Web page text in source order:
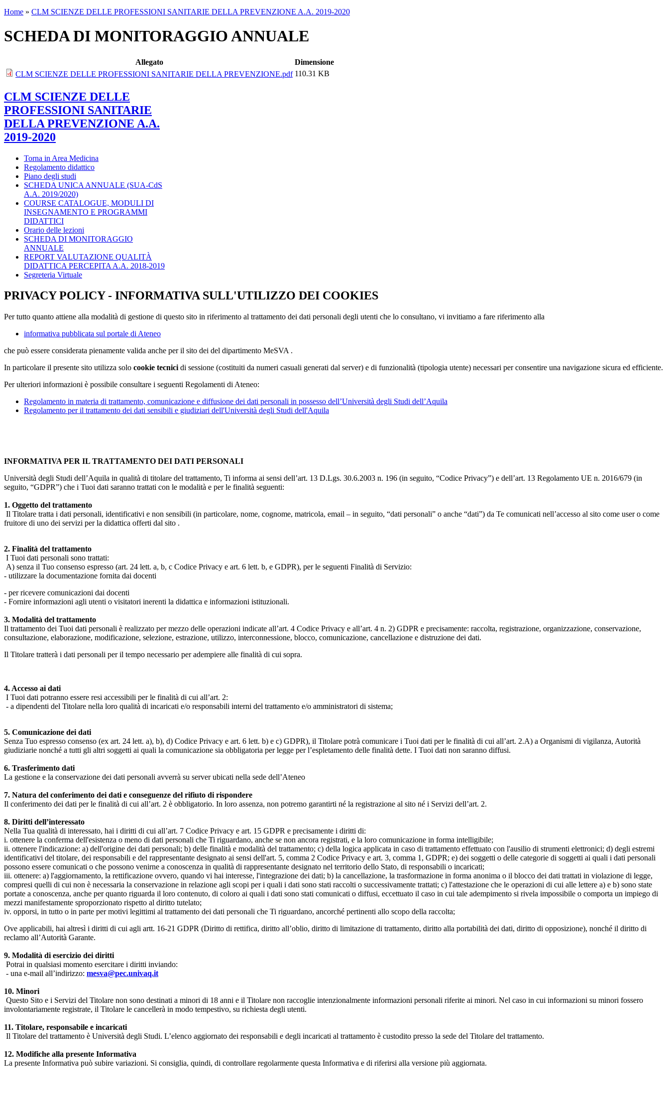
Home » CLM SCIENZE DELLE PROFESSIONI SANITARIE DELLA PREVENZIONE A.A. 2019-2020
SCHEDA DI MONITORAGGIO ANNUALE
Allegato
Dimensione
CLM SCIENZE DELLE PROFESSIONI SANITARIE DELLA PREVENZIONE.pdf 110.31 KB
CLM SCIENZE DELLE
PROFESSIONI SANITARIE
DELLA PREVENZIONE A.A.
2019-2020
Torna in Area Medicina
Regolamento didattico
Piano degli studi
SCHEDA UNICA ANNUALE (SUA-CdS
A.A. 2019/2020)
COURSE CATALOGUE, MODULI DI
INSEGNAMENTO E PROGRAMMI
DIDATTICI
Orario delle lezioni
SCHEDA DI MONITORAGGIO
ANNUALE
REPORT VALUTAZIONE QUALITÀ
DIDATTICA PERCEPITA A.A. 2018-2019
Segreteria Virtuale
PRIVACY POLICY - INFORMATIVA SULL'UTILIZZO DEI COOKIES
Per tutto quanto attiene alla modalità di gestione di questo sito in riferimento al trattamento dei dati personali degli utenti che lo consultano, vi invitiamo a fare riferimento alla
informativa pubblicata sul portale di Ateneo
che può essere considerata pienamente valida anche per il sito dei del dipartimento MeSVA .
In particolare il presente sito utilizza solo cookie tecnici di sessione (costituiti da numeri casuali generati dal server) e di funzionalità (tipologia utente) necessari per consentire una navigazione sicura ed efficiente.
Per ulteriori informazioni è possibile consultare i seguenti Regolamenti di Ateneo:
Regolamento in materia di trattamento, comunicazione e diffusione dei dati personali in possesso dell’Università degli Studi dell’Aquila
Regolamento per il trattamento dei dati sensibili e giudiziari dell'Università degli Studi dell'Aquila
INFORMATIVA PER IL TRATTAMENTO DEI DATI PERSONALI
Università degli Studi dell’Aquila in qualità di titolare del trattamento, Ti informa ai sensi dell’art. 13 D.Lgs. 30.6.2003 n. 196 (in seguito, “Codice Privacy”) e dell’art. 13 Regolamento UE n. 2016/679 (in
seguito, “GDPR”) che i Tuoi dati saranno trattati con le modalità e per le finalità seguenti:
1. Oggetto del trattamento
Il Titolare tratta i dati personali, identificativi e non sensibili (in particolare, nome, cognome, matricola, email – in seguito, “dati personali” o anche “dati”) da Te comunicati nell’accesso al sito come user o come
fruitore di uno dei servizi per la didattica offerti dal sito .
2. Finalità del trattamento
I Tuoi dati personali sono trattati:
A) senza il Tuo consenso espresso (art. 24 lett. a, b, c Codice Privacy e art. 6 lett. b, e GDPR), per le seguenti Finalità di Servizio:
- utilizzare la documentazione fornita dai docenti
- per ricevere comunicazioni dai docenti
- Fornire informazioni agli utenti o visitatori inerenti la didattica e informazioni istituzionali.
3. Modalità del trattamento
Il trattamento dei Tuoi dati personali è realizzato per mezzo delle operazioni indicate all’art. 4 Codice Privacy e all’art. 4 n. 2) GDPR e precisamente: raccolta, registrazione, organizzazione, conservazione,
consultazione, elaborazione, modificazione, selezione, estrazione, utilizzo, interconnessione, blocco, comunicazione, cancellazione e distruzione dei dati.
Il Titolare tratterà i dati personali per il tempo necessario per adempiere alle finalità di cui sopra.
4. Accesso ai dati
I Tuoi dati potranno essere resi accessibili per le finalità di cui all’art. 2:
- a dipendenti del Titolare nella loro qualità di incaricati e/o responsabili interni del trattamento e/o amministratori di sistema;
5. Comunicazione dei dati
Senza Tuo espresso consenso (ex art. 24 lett. a), b), d) Codice Privacy e art. 6 lett. b) e c) GDPR), il Titolare potrà comunicare i Tuoi dati per le finalità di cui all’art. 2.A) a Organismi di vigilanza, Autorità
giudiziarie nonché a tutti gli altri soggetti ai quali la comunicazione sia obbligatoria per legge per l’espletamento delle finalità dette. I Tuoi dati non saranno diffusi.
6. Trasferimento dati
La gestione e la conservazione dei dati personali avverrà su server ubicati nella sede dell’Ateneo
7. Natura del conferimento dei dati e conseguenze del rifiuto di rispondere
Il conferimento dei dati per le finalità di cui all’art. 2 è obbligatorio. In loro assenza, non potremo garantirti né la registrazione al sito né i Servizi dell’art. 2.
8. Diritti dell’interessato
Nella Tua qualità di interessato, hai i diritti di cui all’art. 7 Codice Privacy e art. 15 GDPR e precisamente i diritti di:
i. ottenere la conferma dell'esistenza o meno di dati personali che Ti riguardano, anche se non ancora registrati, e la loro comunicazione in forma intelligibile;
ii. ottenere l'indicazione: a) dell'origine dei dati personali; b) delle finalità e modalità del trattamento; c) della logica applicata in caso di trattamento effettuato con l'ausilio di strumenti elettronici; d) degli estremi
identificativi del titolare, dei responsabili e del rappresentante designato ai sensi dell'art. 5, comma 2 Codice Privacy e art. 3, comma 1, GDPR; e) dei soggetti o delle categorie di soggetti ai quali i dati personali
possono essere comunicati o che possono venirne a conoscenza in qualità di rappresentante designato nel territorio dello Stato, di responsabili o incaricati;
iii. ottenere: a) l'aggiornamento, la rettificazione ovvero, quando vi hai interesse, l'integrazione dei dati; b) la cancellazione, la trasformazione in forma anonima o il blocco dei dati trattati in violazione di legge,
compresi quelli di cui non è necessaria la conservazione in relazione agli scopi per i quali i dati sono stati raccolti o successivamente trattati; c) l'attestazione che le operazioni di cui alle lettere a) e b) sono state
portate a conoscenza, anche per quanto riguarda il loro contenuto, di coloro ai quali i dati sono stati comunicati o diffusi, eccettuato il caso in cui tale adempimento si rivela impossibile o comporta un impiego di
mezzi manifestamente sproporzionato rispetto al diritto tutelato;
iv. opporsi, in tutto o in parte per motivi legittimi al trattamento dei dati personali che Ti riguardano, ancorché pertinenti allo scopo della raccolta;
Ove applicabili, hai altresì i diritti di cui agli artt. 16-21 GDPR (Diritto di rettifica, diritto all’oblio, diritto di limitazione di trattamento, diritto alla portabilità dei dati, diritto di opposizione), nonché il diritto di
reclamo all’Autorità Garante.
9. Modalità di esercizio dei diritti
Potrai in qualsiasi momento esercitare i diritti inviando:
- una e-mail all’indirizzo: mesva@pec.univaq.it
10. Minori
Questo Sito e i Servizi del Titolare non sono destinati a minori di 18 anni e il Titolare non raccoglie intenzionalmente informazioni personali riferite ai minori. Nel caso in cui informazioni su minori fossero
involontariamente registrate, il Titolare le cancellerà in modo tempestivo, su richiesta degli utenti.
11. Titolare, responsabile e incaricati
Il Titolare del trattamento è Università degli Studi. L’elenco aggiornato dei responsabili e degli incaricati al trattamento è custodito presso la sede del Titolare del trattamento.
12. Modifiche alla presente Informativa
La presente Informativa può subire variazioni. Si consiglia, quindi, di controllare regolarmente questa Informativa e di riferirsi alla versione più aggiornata.